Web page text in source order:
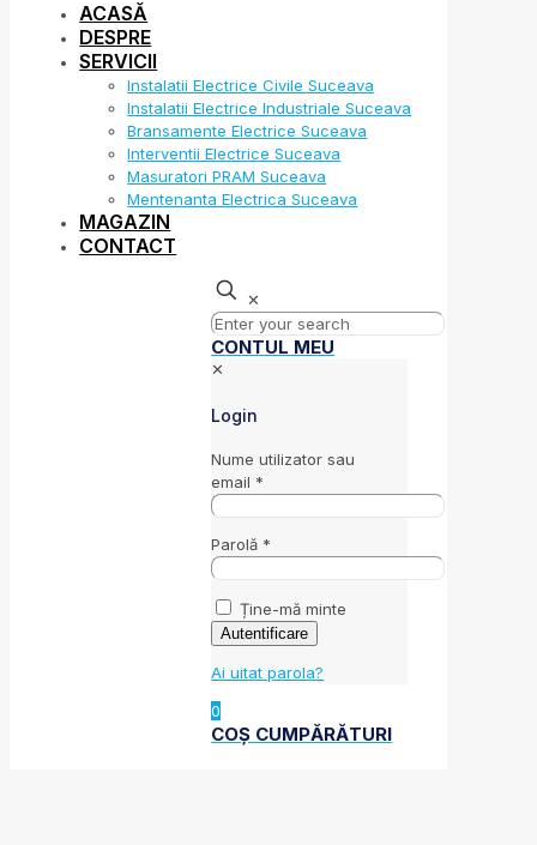
ACASĂ
DESPRE
SERVICII
Instalatii Electrice Civile Suceava
Instalatii Electrice Industriale Suceava
Bransamente Electrice Suceava
Interventii Electrice Suceava
Masuratori PRAM Suceava
Mentenanta Electrica Suceava
MAGAZIN
CONTACT
✕
CONTUL MEU
✕
Login
Nume utilizator sau
email *
Parolă *
Ține-mă minte
Autentificare
Ai uitat parola?
0
COȘ CUMPĂRĂTURI